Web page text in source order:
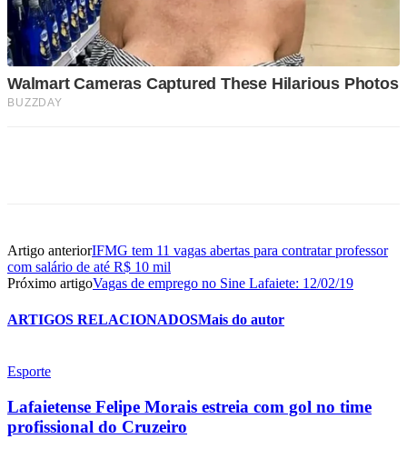
Artigo anteriorIFMG tem 11 vagas abertas para contratar professor
com salário de até R$ 10 mil
Próximo artigoVagas de emprego no Sine Lafaiete: 12/02/19
ARTIGOS RELACIONADOSMais do autor
Esporte
Lafaietense Felipe Morais estreia com gol no time
profissional do Cruzeiro